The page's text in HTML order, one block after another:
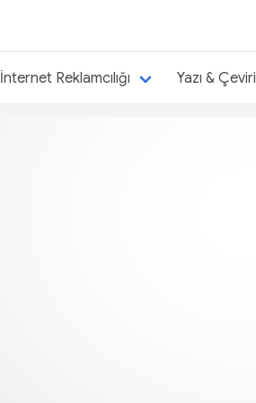
İnternet Reklamcılığı Yazı & Çeviri